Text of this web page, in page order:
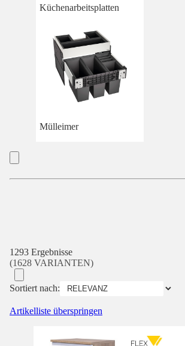
Küchenarbeitsplatten
Mülleimer
1293 Ergebnisse
(1628 VARIANTEN)
Sortiert nach:
Artikelliste überspringen